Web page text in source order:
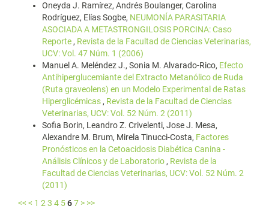
Oneyda J. Ramírez, Andrés Boulanger, Carolina
Rodríguez, Elías Sogbe, NEUMONÍA PARASITARIA
ASOCIADA A METASTRONGILOSIS PORCINA: Caso
Reporte, Revista de la Facultad de Ciencias Veterinarias,
UCV: Vol. 47 Núm. 1 (2006)
Manuel A. Meléndez J., Sonia M. Alvarado-Rico, Efecto
Antihiperglucemiante del Extracto Metanólico de Ruda
(Ruta graveolens) en un Modelo Experimental de Ratas
Hiperglicémicas, Revista de la Facultad de Ciencias
Veterinarias, UCV: Vol. 52 Núm. 2 (2011)
Sofia Borin, Leandro Z. Crivelenti, Jose J. Mesa,
Alexandre M. Brum, Mirela Tinucci-Costa, Factores
Pronósticos en la Cetoacidosis Diabética Canina -
Análisis Clínicos y de Laboratorio, Revista de la
Facultad de Ciencias Veterinarias, UCV: Vol. 52 Núm. 2
(2011)
<< < 1 23 4 567 > >>